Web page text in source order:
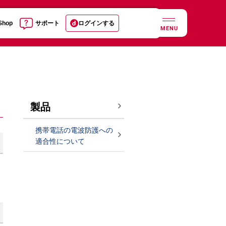
サポート ログインする
MENU
製品
携帯電話の電波防護への
適合性について